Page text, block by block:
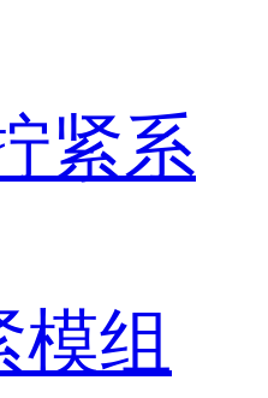
紧系
模组